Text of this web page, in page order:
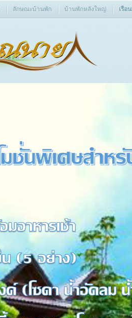
ลักษณะบ้านพัก บ้านพักหลังใหญ่ เรือ